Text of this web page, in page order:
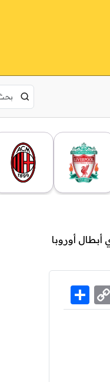
أبطال أوروبا
Copy
Link